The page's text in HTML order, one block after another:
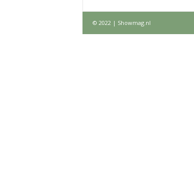
© 2022 | Showmag.nl